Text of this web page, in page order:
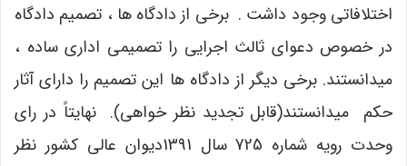
اختلافاتی وجود داشت . برخی از دادگاه ها ، تصمیم دادگاه
در خصوص دعوای ثالث اجرایی را تصمیمی اداری ساده ،
میدانستند. برخی دیگر از دادگاه ها این تصمیم را دارای آثار
حکم میدانستند(قابل تجدید نظر خواهی). نهایتاً در رای
وحدت رویه شماره 725 سال 1391دیوان عالی کشور نظر